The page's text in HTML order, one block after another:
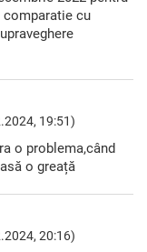
cu
19:51)
o problema,când
o greață
20:16)